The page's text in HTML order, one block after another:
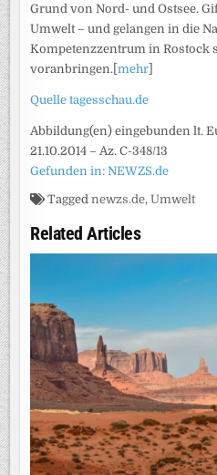
Grund von Nord- und Ostsee.
Umwelt – und gelangen in die
Kompetenzzentrum in Rostock
voranbringen.[mehr
Quelle tagesschau.de
Abbildung(en) eingebunden lt.
21.10.2014 – Az. C-348/13
Gefunden in: NEWZS.de
Taggednewzs.de,Umwelt
Related Articles